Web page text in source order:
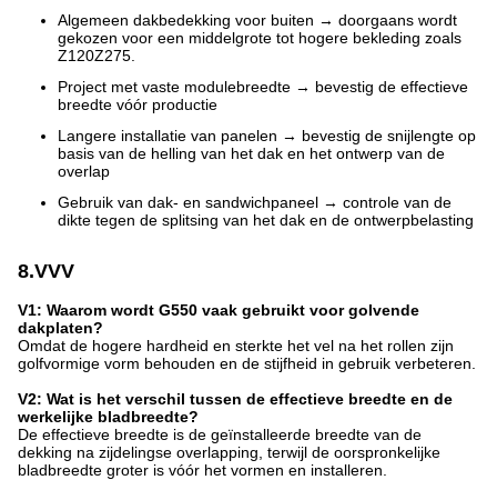
Algemeen dakbedekking voor buiten → doorgaans wordt
gekozen voor een middelgrote tot hogere bekleding zoals
Z120Z275.
Project met vaste modulebreedte → bevestig de effectieve
breedte vóór productie
Langere installatie van panelen → bevestig de snijlengte op
basis van de helling van het dak en het ontwerp van de
overlap
Gebruik van dak- en sandwichpaneel → controle van de
dikte tegen de splitsing van het dak en de ontwerpbelasting
8.VVV
V1: Waarom wordt G550 vaak gebruikt voor golvende
dakplaten?
Omdat de hogere hardheid en sterkte het vel na het rollen zijn
golfvormige vorm behouden en de stijfheid in gebruik verbeteren.
V2: Wat is het verschil tussen de effectieve breedte en de
werkelijke bladbreedte?
De effectieve breedte is de geïnstalleerde breedte van de
dekking na zijdelingse overlapping, terwijl de oorspronkelijke
bladbreedte groter is vóór het vormen en installeren.